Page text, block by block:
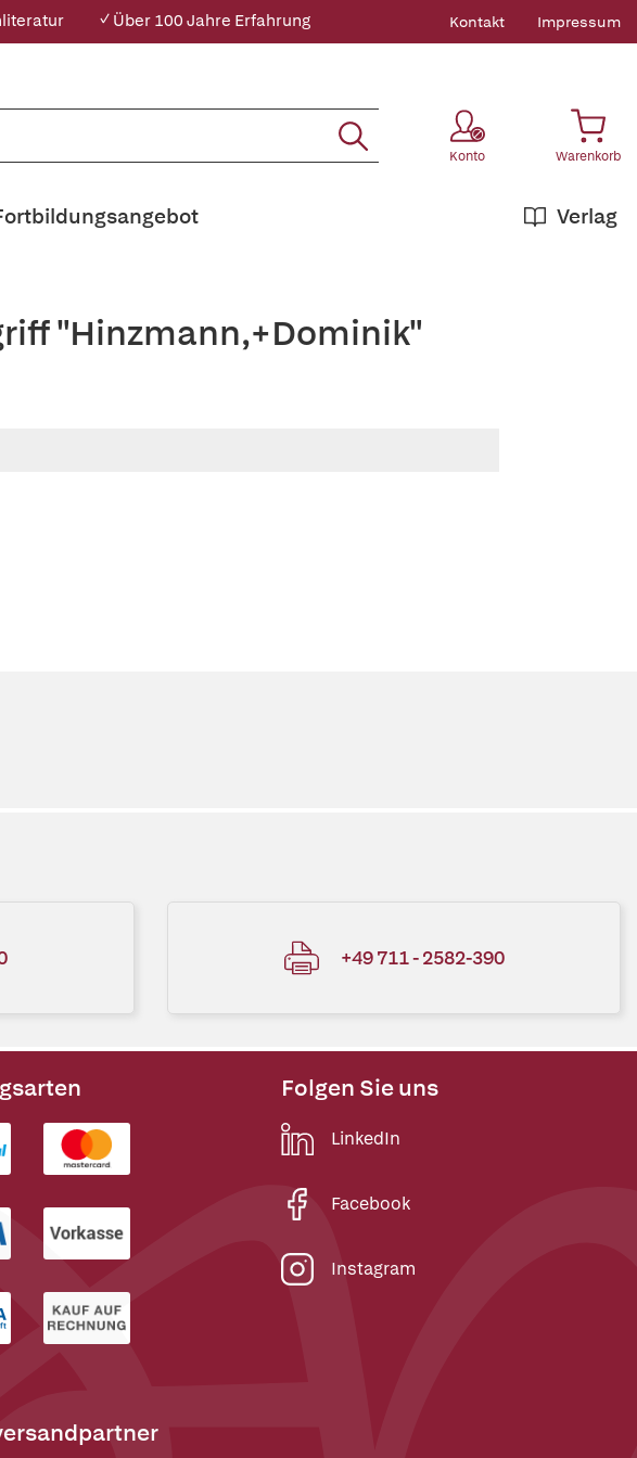
✓ Über 100 Jahre Erfahrung Kontakt Impressum
Konto Warenkorb
Verlag
"Hinzmann,+Dominik"
+49 711 - 2582-390
Folgen Sie uns
LinkedIn
Facebook
Instagram